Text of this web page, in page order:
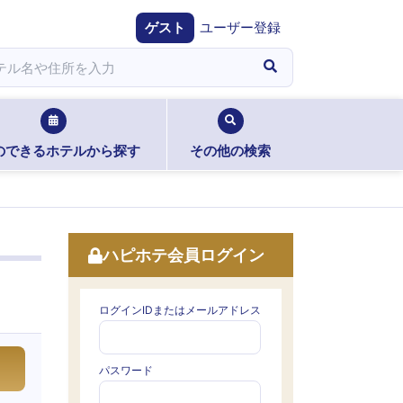
ゲスト ユーザー登録
できるホテルから探す その他の検索
ハピホテ会員ログイン
ログインIDまたはメールアドレス
パスワード